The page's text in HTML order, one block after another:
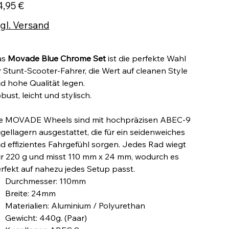
€
Versand
Movade Blue Chrome Set ist die perfekte Wahl
Stunt-Scooter-Fahrer, die Wert auf cleanen Style
hohe Qualität legen.
leicht und stylisch.
MOVADE Wheels sind mit hochpräzisen ABEC-9
ausgestattet, die für ein seidenweiches
effizientes Fahrgefühl sorgen. Jedes Rad wiegt
220 g und misst 110 mm x 24 mm, wodurch es
auf nahezu jedes Setup passt.
Durchmesser: 110mm
Breite: 24mm
Materialien: Aluminium / Polyurethan
Gewicht: 440g. (Paar)